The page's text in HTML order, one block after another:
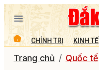
CHÍNH TRỊ KINH TẾ
Trang chủ Quốc tế